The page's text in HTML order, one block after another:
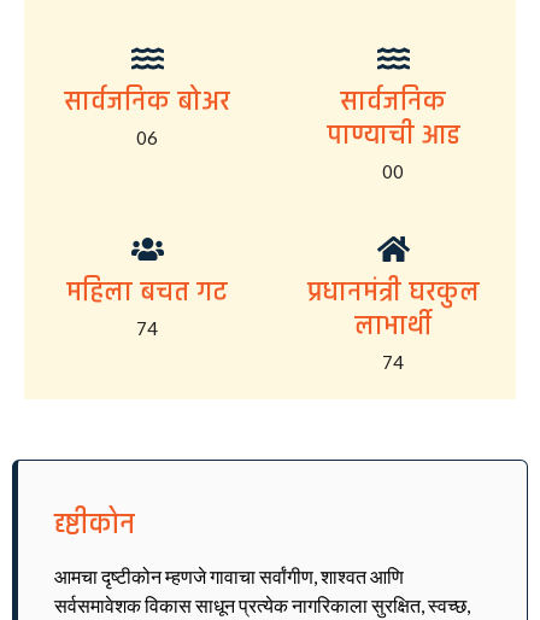
सार्वजनिक बोअर
06
सार्वजनिक
पाण्याची आड
00
महिला बचत गट
74
प्रधानमंत्री घरकुल
लाभार्थी
74
दृष्टीकोन
आमचा दृष्टीकोन म्हणजे गावाचा सर्वांगीण, शाश्वत आणि
सर्वसमावेशक विकास साधून प्रत्येक नागरिकाला सुरक्षित, स्वच्छ,